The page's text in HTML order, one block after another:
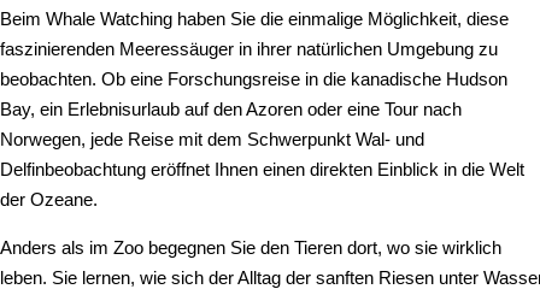
Beim Whale Watching haben Sie die einmalige Möglichkeit, diese
faszinierenden Meeressäuger in ihrer natürlichen Umgebung zu
beobachten. Ob eine Forschungsreise in die kanadische Hudson
Bay, ein Erlebnisurlaub auf den Azoren oder eine Tour nach
Norwegen, jede Reise mit dem Schwerpunkt Wal- und
Delfinbeobachtung eröffnet Ihnen einen direkten Einblick in die Welt
der Ozeane.
Anders als im Zoo begegnen Sie den Tieren dort, wo sie wirklich
leben. Sie lernen, wie sich der Alltag der sanften Riesen unter